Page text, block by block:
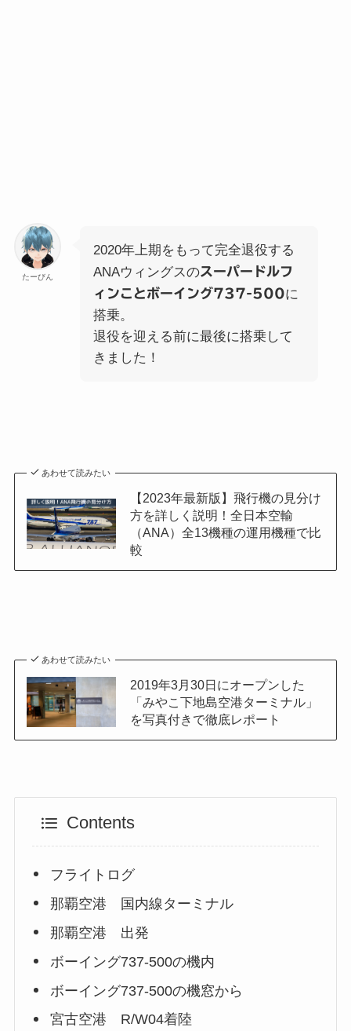
たーびん
2020年上期をもって完全退役する
ANAウィングスのスーパードルフ
ィンことボーイング737-500に
搭乗。
退役を迎える前に最後に搭乗して
きました！
あわせて読みたい
【2023年最新版】飛行機の見分け
方を詳しく説明！全日本空輸
（ANA）全13機種の運用機種で比
較
あわせて読みたい
2019年3月30日にオープンした
「みやこ下地島空港ターミナル」
を写真付きで徹底レポート
Contents
フライトログ
那覇空港 国内線ターミナル
那覇空港 出発
ボーイング737-500の機内
ボーイング737-500の機窓から
宮古空港 R/W04着陸